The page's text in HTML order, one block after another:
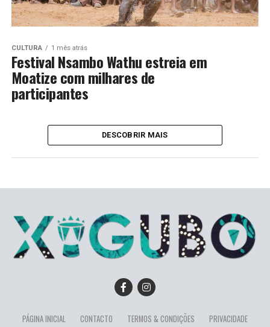
CULTURA 1 mês atrás
Festival Nsambo Wathu estreia em
Moatize com milhares de
participantes
DESCOBRIR MAIS
PÁGINA INICIAL CONTACTO TERMOS & CONDIÇÕES PRIVACIDADE